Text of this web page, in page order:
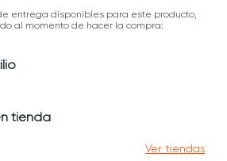
entrega disponibles para este producto,
al momento de hacer la compra:
tienda
Ver tiendas